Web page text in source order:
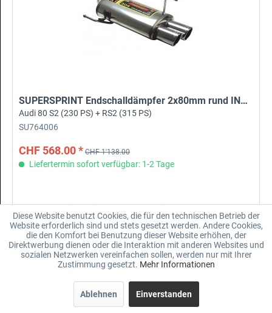
SUPERSPRINT Endschalldämpfer 2x80mm rund INOX
Audi 80 S2 (230 PS) + RS2 (315 PS)
SU764006
CHF 568.00 * CHF 1'138.00
Liefertermin sofort verfügbar: 1-2 Tage
Merken
Diese Website benutzt Cookies, die für den technischen Betrieb der
Website erforderlich sind und stets gesetzt werden. Andere Cookies,
die den Komfort bei Benutzung dieser Website erhöhen, der
Direktwerbung dienen oder die Interaktion mit anderen Websites und
sozialen Netzwerken vereinfachen sollen, werden nur mit Ihrer
Zustimmung gesetzt. Mehr Informationen
Ablehnen Einverstanden